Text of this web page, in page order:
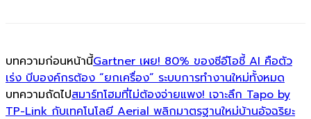
บทความก่อนหน้านี้Gartner เผย! 80% ของซีอีโอชี้ AI คือตัว
เร่ง บีบองค์กรต้อง “ยกเครื่อง” ระบบการทำงานใหม่ทั้งหมด
บทความถัดไปสมาร์ทโฮมที่ไม่ต้องจ่ายแพง! เจาะลึก Tapo by
TP-Link กับเทคโนโลยี Aerial พลิกมาตรฐานใหม่บ้านอัจฉริยะ